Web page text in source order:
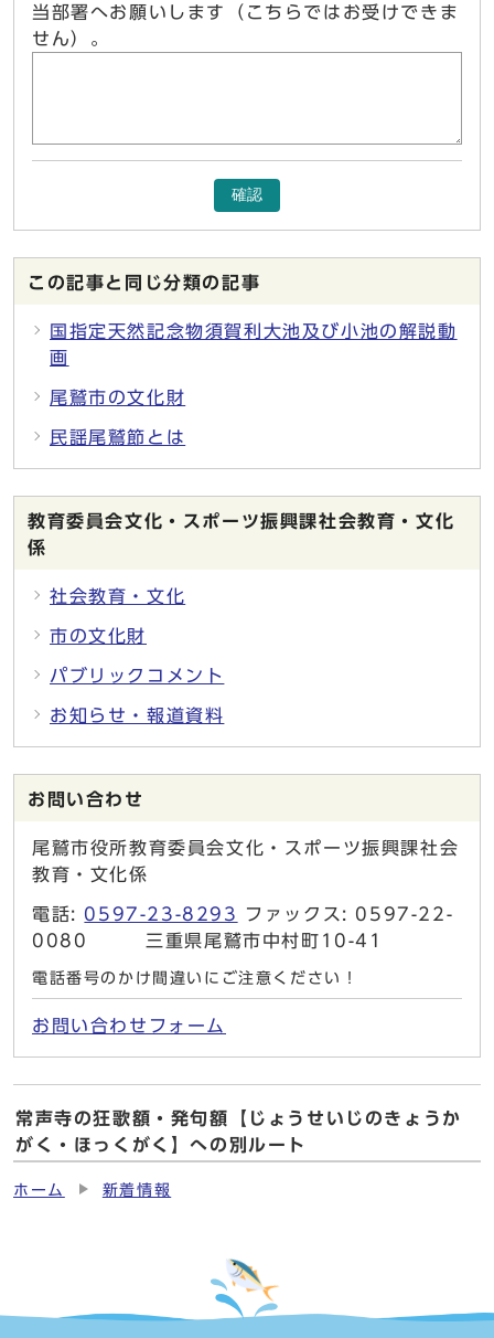
当部署へお願いします（こちらではお受けできま
せん）。
確認
この記事と同じ分類の記事
国指定天然記念物須賀利大池及び小池の解説動
画
尾鷲市の文化財
民謡尾鷲節とは
教育委員会文化・スポーツ振興課社会教育・文化
係
社会教育・文化
市の文化財
パブリックコメント
お知らせ・報道資料
お問い合わせ
尾鷲市役所教育委員会文化・スポーツ振興課社会
教育・文化係
電話: 0597-23-8293
ファックス: 0597-22-
0080 三重県尾鷲市中村町10-41
電話番号のかけ間違いにご注意ください！
お問い合わせフォーム
常声寺の狂歌額・発句額【じょうせいじのきょうか
がく・ほっくがく】への別ルート
ホーム 新着情報